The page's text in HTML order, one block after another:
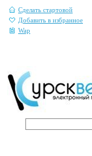
Сделать стартовой
Добавить в избранное
Wap